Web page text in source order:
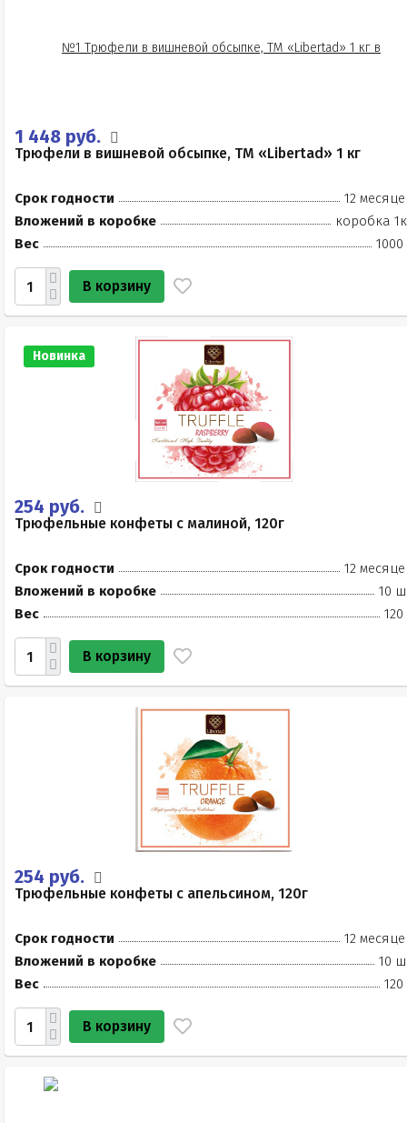
1 448 руб.
Трюфели в вишневой обсыпке, ТМ «Libertad» 1 кг
Срок годности
12
Вложений в коробке
коробка
Вес
1000
В корзину
Новинка
254 руб.
Трюфельные конфеты с малиной, 120г
Срок годности
12
Вложений в коробке
10
Вес
120
В корзину
254 руб.
Трюфельные конфеты с апельсином, 120г
Срок годности
12
Вложений в коробке
10
Вес
120
В корзину